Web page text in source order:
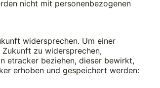
nicht mit personenbezogenen
widersprechen. Um einer
zu widersprechen,
etracker beziehen, dieser bewirkt,
erhoben und gespeichert werden: